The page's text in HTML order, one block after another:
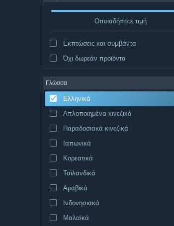
Οποιαδήποτε τιμή
Εκπτώσεις και συμβάντα
Όχι δωρεάν προϊόντα
Γλώσσα
Ελληνικά
Απλοποιημένα κινεζικά
Παραδοσιακά κινεζικά
Ιαπωνικά
Κορεατικά
Ταϊλανδικά
Αραβικά
Ινδονησιακά
Μαλαϊκά